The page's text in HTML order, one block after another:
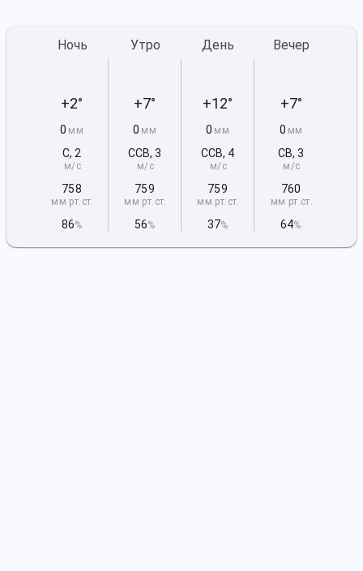
Ночь
+2°
0 мм
С, 2
м/с
758
мм рт.ст.
86%
Утро
+7°
0 мм
ССВ,3
м/с
759
мм рт.ст.
56%
День
+12°
0 мм
ССВ, 4
м/с
759
мм рт.ст.
37%
Вечер
+7°
0 мм
СВ,3
м/с
760
мм рт.ст.
64%